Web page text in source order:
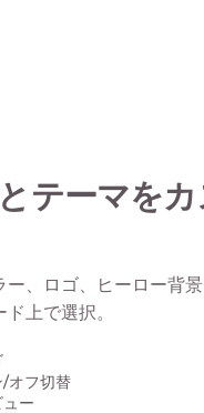
テーマを
ー、ロゴ、ヒーロー背
上で選択。
オフ切替
ー